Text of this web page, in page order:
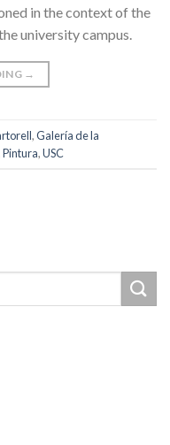
in the context of the
university campus.
→
,Galería de la
Pintura,USC